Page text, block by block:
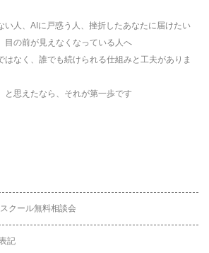
い人、AIに戸惑う人、挫折したあなたに届けたい
目の前が見えなくなっている人へ
はなく、誰でも続けられる仕組みと工夫がありま
と思えたなら、それが第一歩です
クール無料相談会
記